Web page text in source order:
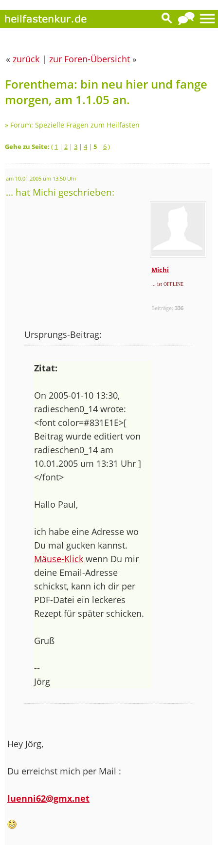
« zurück | zur Foren-Übersicht »
Forenthema: bin neu hier und fange
morgen, am 1.1.05 an.
» Forum: Spezielle Fragen zum Heilfasten
Gehe zu Seite: ( 1 | 2 | 3 | 4| 5 | 6)
am 10.01.2005 um 13:50 Uhr
... hat Michi geschrieben:
Michi
... ist OFFLINE
Beiträge:336
Ursprungs-Beitrag:
Zitat:
On 2005-01-10 13:30,
radieschen0_14 wrote:
<font color=#831E1E>[
Beitrag wurde editiert von
radieschen0_14 am
10.01.2005 um 13:31 Uhr ]
</font>
Hallo Paul,
ich habe eine Adresse wo
Du mal gucken kannst.
Mäuse-Klickwenn Du mir
deine Email-Adresse
schickst, kann ich dir per
PDF-Datei ein leckeres
Rezept für später schicken.
Gruß
--
Jörg
Hey Jörg,
Du erreichst mich per Mail :
luenni62@gmx.net